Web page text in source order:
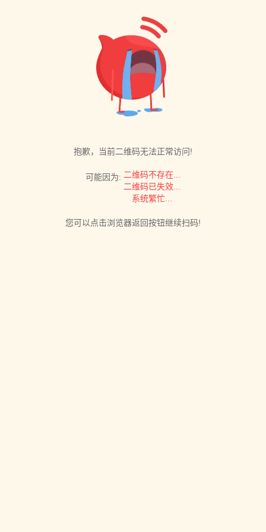
抱歉，当前二维码无法正常访问!
可能因为: 二维码不存在...
二维码已失效...
系统繁忙...
您可以点击浏览器返回按钮继续扫码!